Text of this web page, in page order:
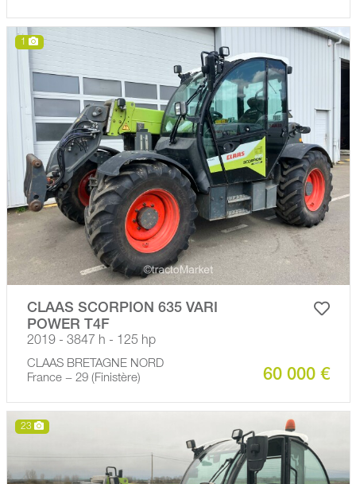
1
CLAAS SCORPION 635 VARI
POWER T4F
2019 - 3847 h - 125 hp
CLAAS BRETAGNE NORD
France − 29 (Finistère)
60 000 €
23